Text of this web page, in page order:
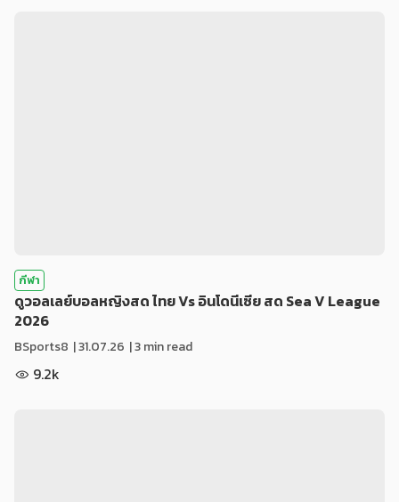
กีฬา
ดูวอลเลย์บอลหญิงสด ไทย Vs อินโดนีเซีย สด Sea V League
2026
BSports8 |31.07.26 | 3 min read
9.2k